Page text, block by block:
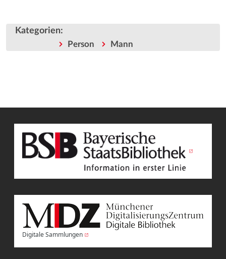
Kategorien:
Person Mann
Digitale Sammlungen